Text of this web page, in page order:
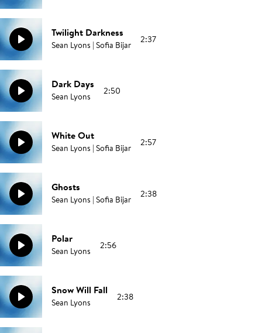
Twilight Darkness
Sean Lyons | Sofia Bijar 2:37
Dark Days
Sean Lyons 2:50
White Out
Sean Lyons | Sofia Bijar 2:57
Ghosts
Sean Lyons | Sofia Bijar 2:38
Polar
Sean Lyons 2:56
Snow Will Fall
Sean Lyons 2:38